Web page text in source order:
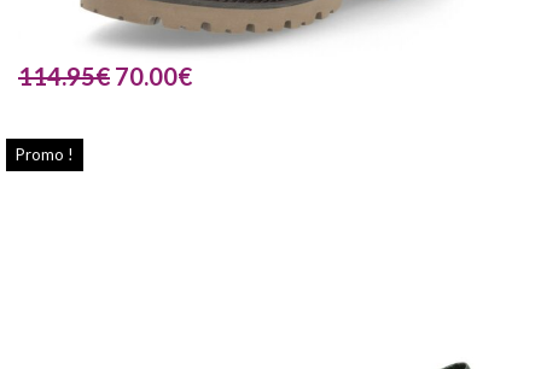
114.95€ 70.00€
Promo !